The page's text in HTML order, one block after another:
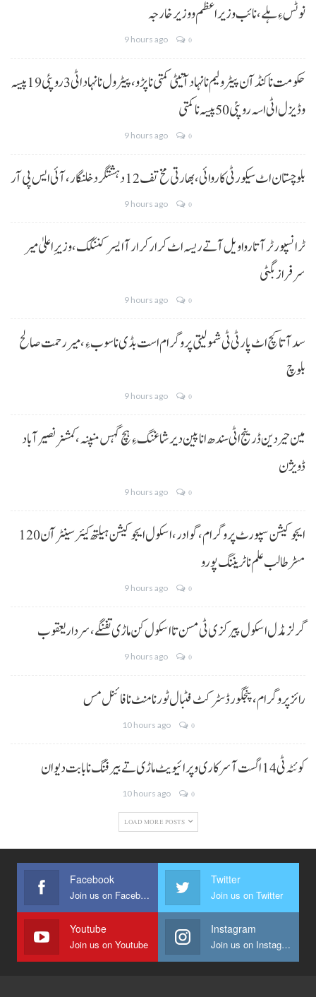
نوٹس ءِ ہلے،نائب وزیراعظم و وزیر خارجہ
9 hours ago 0
حکومت نا کنڈ آن پیٹرولیم نا نہاد آتیٹی کمتی نا پڑو،پیٹرول نا نہاد اٹی 3 روپئی 19 پیسہ
و ڈیزل اٹی اسہ روپئی 50 پیسہ نا کمتی
9 hours ago 0
بلوچستان اٹ سیکورٹی کاروائی، بھارتی مخ تف 12 دہشتگرد خلنگار،آئی ایس پی آر
9 hours ago 0
ٹرانسپورٹر آتا روا ویل آتے ریسہ اٹ کرار کرار آ ایسر کننگک ،وزیرِ اعلیٰ میر
سرفراز بگٹی
9 hours ago 0
سد آتا کچ اٹ پارٹی ٹی شمولیتی پروگرام است بڈی نا سوب ءِ،میر رحمت صالح
بلوچ
9 hours ago 0
مین حیردین ڈرینج اٹی سندھ انا پین دیر شاغنگ ءِ ہچ گہس منپنہ،کمشنر نصیرآباد
ڈویژن
9 hours ago 0
ایجوکیشن سپورٹ پروگرام،گوادر، اسکول ایجوکیشن ہیلتھ کیئر سینٹر آن 120
مسڑ طالب علم نا ٹریننگ پورو
9 hours ago 0
گرلز مڈل اسکول پیرکزی ٹی مسن تا اسکول کن ماڑی تفنگے، سردار یعقوب
9 hours ago 0
رائز پروگرام، پنجگور ڈسٹرکٹ فٹبال ٹورنامنٹ نا فائنل مس
10 hours ago 0
کوئٹہ ٹی 14 اگست آ سرکاری و پرائیویٹ ماڑی تے بیرفنگ نا بابت دیوان
10 hours ago 0
LOAD MORE POSTS
Facebook
Join us on Facebook
Twitter
Join us on Twitter
Youtube
Join us on Youtube
Instagram
Join us on Instagram